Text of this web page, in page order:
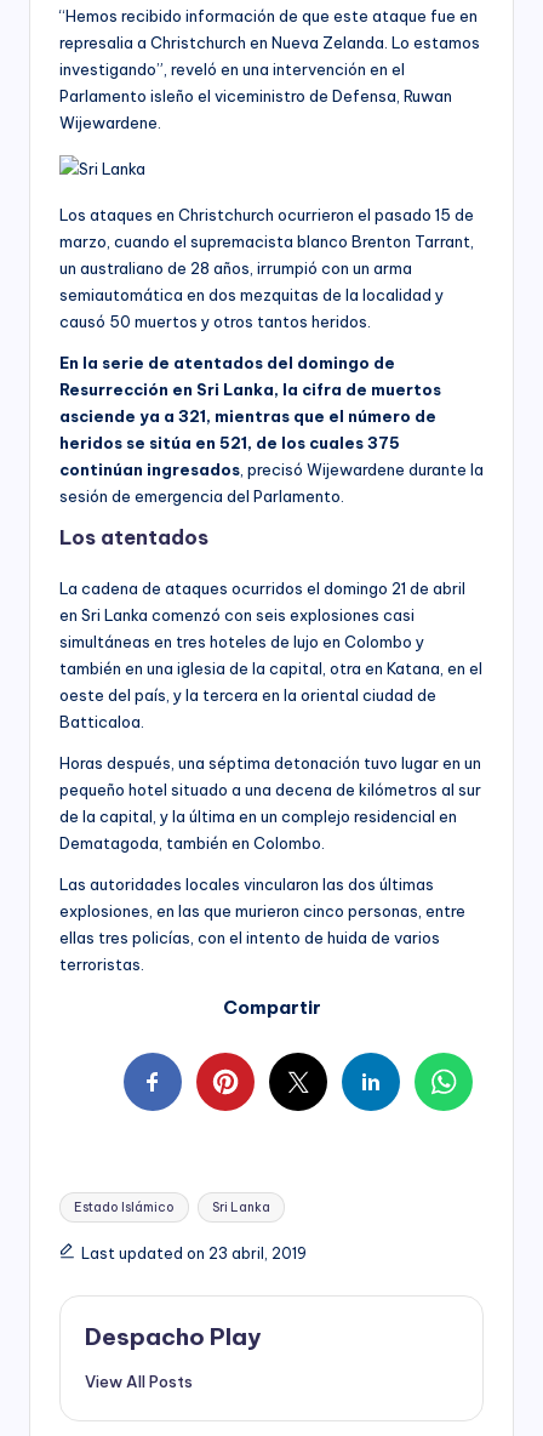
“Hemos recibido información de que este ataque fue en
represalia a Christchurch en Nueva Zelanda. Lo estamos
investigando”, reveló en una intervención en el
Parlamento isleño el viceministro de Defensa, Ruwan
Wijewardene.
Los ataques en Christchurch ocurrieron el pasado 15 de
marzo, cuando el supremacista blanco Brenton Tarrant,
un australiano de 28 años, irrumpió con un arma
semiautomática en dos mezquitas de la localidad y
causó 50 muertos y otros tantos heridos.
En la serie de atentados del domingo de
Resurrección en Sri Lanka, la cifra de muertos
asciende ya a 321, mientras que el número de
heridos se sitúa en 521, de los cuales 375
continúan ingresados , precisó Wijewardene durante la
sesión de emergencia del Parlamento.
Los atentados
La cadena de ataques ocurridos el domingo 21 de abril
en Sri Lanka comenzó con seis explosiones casi
simultáneas en tres hoteles de lujo en Colombo y
también en una iglesia de la capital, otra en Katana, en el
oeste del país, y la tercera en la oriental ciudad de
Batticaloa.
Horas después, una séptima detonación tuvo lugar en un
pequeño hotel situado a una decena de kilómetros al sur
de la capital, y la última en un complejo residencial en
Dematagoda, también en Colombo.
Las autoridades locales vincularon las dos últimas
explosiones, en las que murieron cinco personas, entre
ellas tres policías, con el intento de huida de varios
terroristas.
Compartir
Tags:
Estado Islámico Sri Lanka
Last updated on 23 abril, 2019
Despacho Play
View All Posts